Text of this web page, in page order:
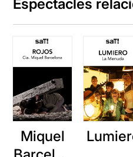
Espectacles
Miquel